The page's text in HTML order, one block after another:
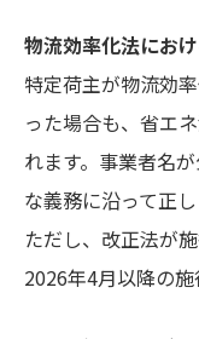
物流効率化法にお
特定荷主が物流効
った場合も、省エ
れます。事業者名
な義務に沿って正
ただし、改正法が
2026年4月以降の施